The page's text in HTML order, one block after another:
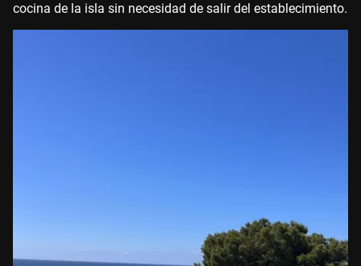
cocina de la isla sin necesidad de salir del establecimiento.